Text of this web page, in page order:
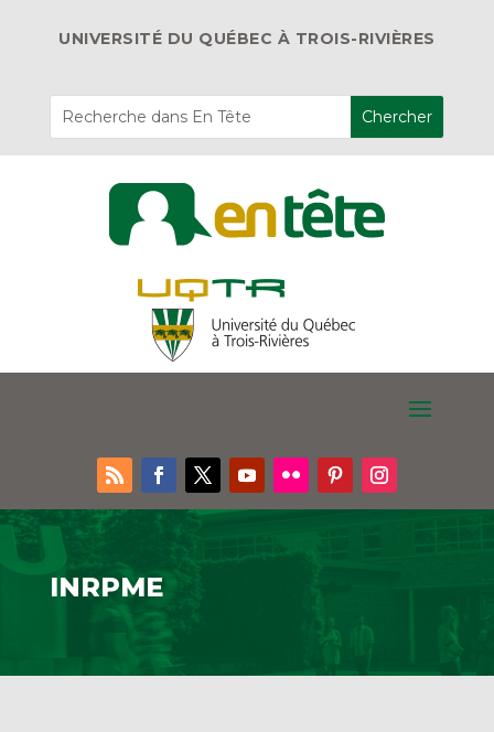
UNIVERSITÉ DU QUÉBEC À TROIS-RIVIÈRES
INRPME